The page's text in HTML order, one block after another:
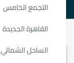
التجمع الخامس
القاهرة الجديدة
الساحل الشمالي